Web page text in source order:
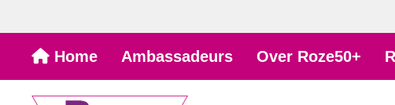
naar
Home Ambassadeurs Over Roze50+